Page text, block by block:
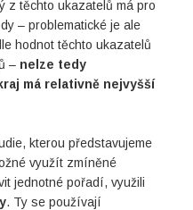
z těchto ukazatelů má pro
– problematické je ale
hodnot těchto ukazatelů
– nelze tedy
má relativně nejvyšší
kterou představujeme
využít zmíněné
jednotné pořadí, využili
. Ty se používají